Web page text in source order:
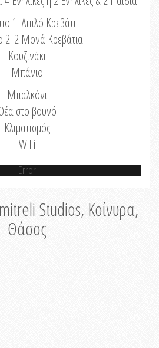
1: Διπλό Κρεβάτι
2: 2 Μονά Κρεβάτια
Κουζινάκι
Μπάνιο
Μπαλκόνι
στο βουνό
Κλιματισμός
WiFi
Error
Studios, Κοίνυρα,
Θάσος